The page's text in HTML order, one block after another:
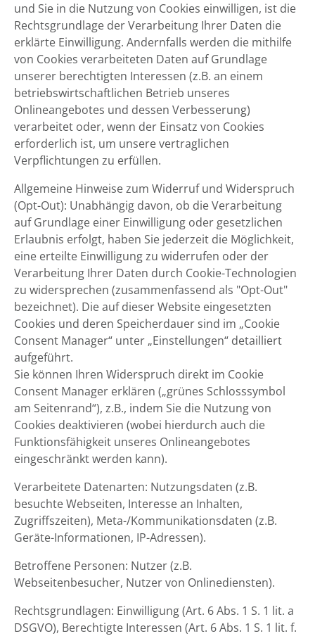
und Sie in die Nutzung von Cookies einwilligen, ist die
Rechtsgrundlage der Verarbeitung Ihrer Daten die
erklärte Einwilligung. Andernfalls werden die mithilfe
von Cookies verarbeiteten Daten auf Grundlage
unserer berechtigten Interessen (z.B. an einem
betriebswirtschaftlichen Betrieb unseres
Onlineangebotes und dessen Verbesserung)
verarbeitet oder, wenn der Einsatz von Cookies
erforderlich ist, um unsere vertraglichen
Verpflichtungen zu erfüllen.
Allgemeine Hinweise zum Widerruf und Widerspruch
(Opt-Out): Unabhängig davon, ob die Verarbeitung
auf Grundlage einer Einwilligung oder gesetzlichen
Erlaubnis erfolgt, haben Sie jederzeit die Möglichkeit,
eine erteilte Einwilligung zu widerrufen oder der
Verarbeitung Ihrer Daten durch Cookie-Technologien
zu widersprechen (zusammenfassend als "Opt-Out"
bezeichnet). Die auf dieser Website eingesetzten
Cookies und deren Speicherdauer sind im „Cookie
Consent Manager“ unter „Einstellungen“ detailliert
aufgeführt.
Sie können Ihren Widerspruch direkt im Cookie
Consent Manager erklären („grünes Schlosssymbol
am Seitenrand“), z.B., indem Sie die Nutzung von
Cookies deaktivieren (wobei hierdurch auch die
Funktionsfähigkeit unseres Onlineangebotes
eingeschränkt werden kann).
Verarbeitete Datenarten: Nutzungsdaten (z.B.
besuchte Webseiten, Interesse an Inhalten,
Zugriffszeiten), Meta-/Kommunikationsdaten (z.B.
Geräte-Informationen, IP-Adressen).
Betroffene Personen: Nutzer (z.B.
Webseitenbesucher, Nutzer von Onlinediensten).
Rechtsgrundlagen: Einwilligung (Art. 6 Abs. 1 S. 1 lit. a
DSGVO), Berechtigte Interessen (Art. 6 Abs. 1 S. 1 lit. f.